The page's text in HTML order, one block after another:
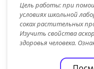
Цель работы: при
условиях школьной
соках растительных
Изучить свойства
здоровья человека.